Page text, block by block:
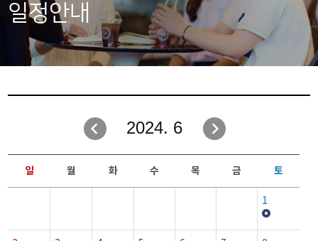
일정안내
2024. 6
일 월 화 수 목 금 토
1